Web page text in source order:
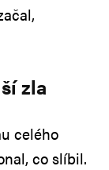
zla
celého
co slíbil.